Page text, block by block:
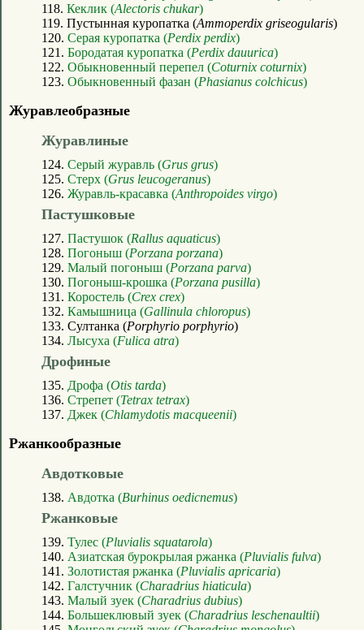
118. Кеклик (Alectoris chukar)
119. Пустынная куропатка (Ammoperdix griseogularis)
120. Серая куропатка (Perdix perdix)
121. Бородатая куропатка (Perdix dauurica)
122. Обыкновенный перепел (Coturnix coturnix)
123. Обыкновенный фазан (Phasianus colchicus)
Журавлеобразные
Журавлиные
124. Серый журавль (Grus grus)
125. Стерх (Grus leucogeranus)
126. Журавль-красавка (Anthropoides virgo)
Пастушковые
127. Пастушок (Rallus aquaticus)
128. Погоныш (Porzana porzana)
129. Малый погоныш (Porzana parva)
130. Погоныш-крошка (Porzana pusilla)
131. Коростель (Crex crex)
132. Камышница (Gallinula chloropus)
133. Султанка (Porphyrio porphyrio)
134. Лысуха (Fulica atra)
Дрофиные
135. Дрофа (Otis tarda)
136. Стрепет (Tetrax tetrax)
137. Джек (Chlamydotis macqueenii)
Ржанкообразные
Авдотковые
138. Авдотка (Burhinus oedicnemus)
Ржанковые
139. Тулес (Pluvialis squatarola)
140. Азиатская бурокрылая ржанка (Pluvialis fulva)
141. Золотистая ржанка (Pluvialis apricaria)
142. Галстучник (Charadrius hiaticula)
143. Малый зуек (Charadrius dubius)
144. Большеклювый зуек (Charadrius leschenaultii)